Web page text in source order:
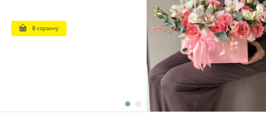
В корзину